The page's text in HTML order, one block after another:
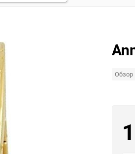
Обзор